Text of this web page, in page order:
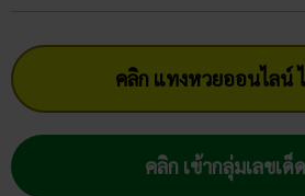
คลิก แทงหวยออนไลน์
คลิก เข้ากลุ่มเลขเด็